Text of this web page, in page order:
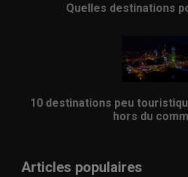
Quelles destinations
10 destinations peu
hors du
Articles populaires